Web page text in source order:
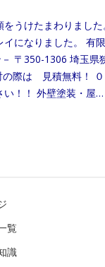
うけたまわりまし
イになりました。 有
〒350-1306 埼玉県
の際は 見積無料！ ０
い！！ 外壁塗装・屋…
覧
識